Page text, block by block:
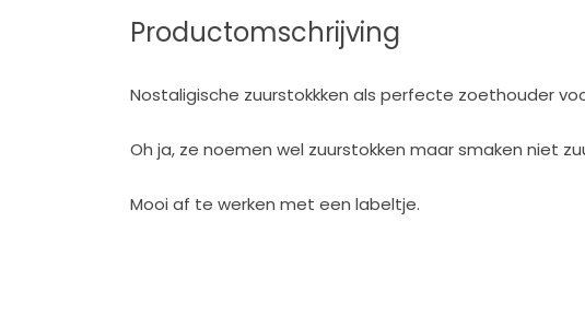
Productomschrijving
Nostaligische zuurstokkken als perfecte zoethouder
Oh ja, ze noemen wel zuurstokken maar smaken niet
Mooi af te werken met een labeltje.